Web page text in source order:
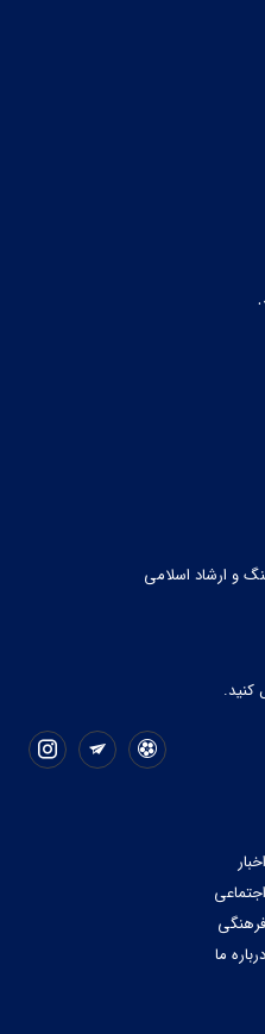
و ارشاد اسلامی
کنید.
اخبار
اجتماعی
فرهنگی
درباره ما